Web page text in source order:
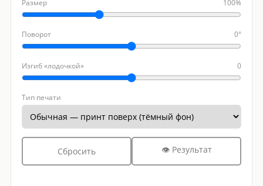
Размер 100%
Поворот 0°
Изгиб «лодочкой» 0
Тип печати
Сбросить 👁 Результат